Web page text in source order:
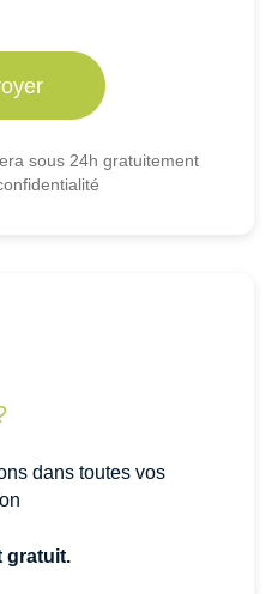
sous 24h gratuitement
dans toutes vos
gratuit.